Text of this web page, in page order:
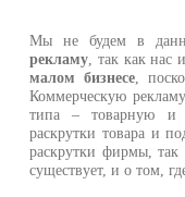
Мы не будем в
рекламу , так как нас
малом бизнесе ,
Коммерческую
типа – товарную и
раскрутки товара и
раскрутки фирмы,
существует, и о том,